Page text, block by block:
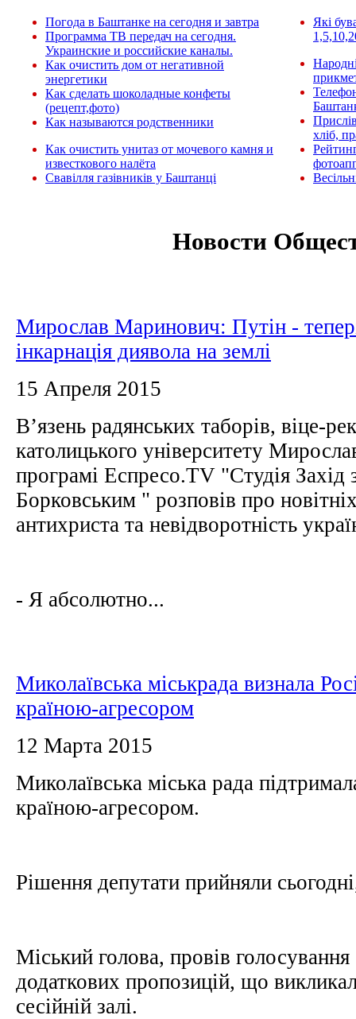
Погода в Баштанке на сегодня и завтра
Программа ТВ передач на сегодня.
Украинские и российские каналы.
Как очистить дом от негативной
энергетики
Как сделать шоколадные конфеты
(рецепт,фото)
Как называются родственники
Как очистить унитаз от мочевого камня и
известкового налёта
Свавілля газівників у Баштанці
Які
хліб,
Новости
Мирослав Маринович: Путін -
інкарнація диявола на землі
15 Апреля 2015
В’язень радянських таборів, віце-
католицького університету
програмі Еспресо.TV "Студія
Борковським " розповів про
антихриста та невідворотність
- Я абсолютно...
Миколаївська міськрада визнала
країною-агресором
12 Марта 2015
Миколаївська міська рада
країною-агресором.
Рішення депутати прийняли
Міський голова, провів
додаткових пропозицій, що
сесійній залі.